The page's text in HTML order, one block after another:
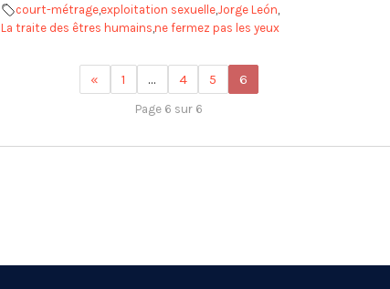
court-métrage,exploitation sexuelle,Jorge León,
La traite des êtres humains,ne fermez pas les yeux
« 1 … 4 5 6
Page 6 sur 6